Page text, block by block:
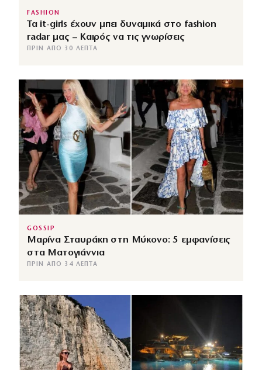
FASHION
Τα it-girls έχουν μπει δυναμικά στο fashion
radar μας – Καιρός να τις γνωρίσεις
ΠΡΙΝ ΑΠΌ 30 ΛΕΠΤΆ
GOSSIP
Μαρίνα Σταυράκη στη Μύκονο: 5 εμφανίσεις
στα Ματογιάννια
ΠΡΙΝ ΑΠΌ 34 ΛΕΠΤΆ